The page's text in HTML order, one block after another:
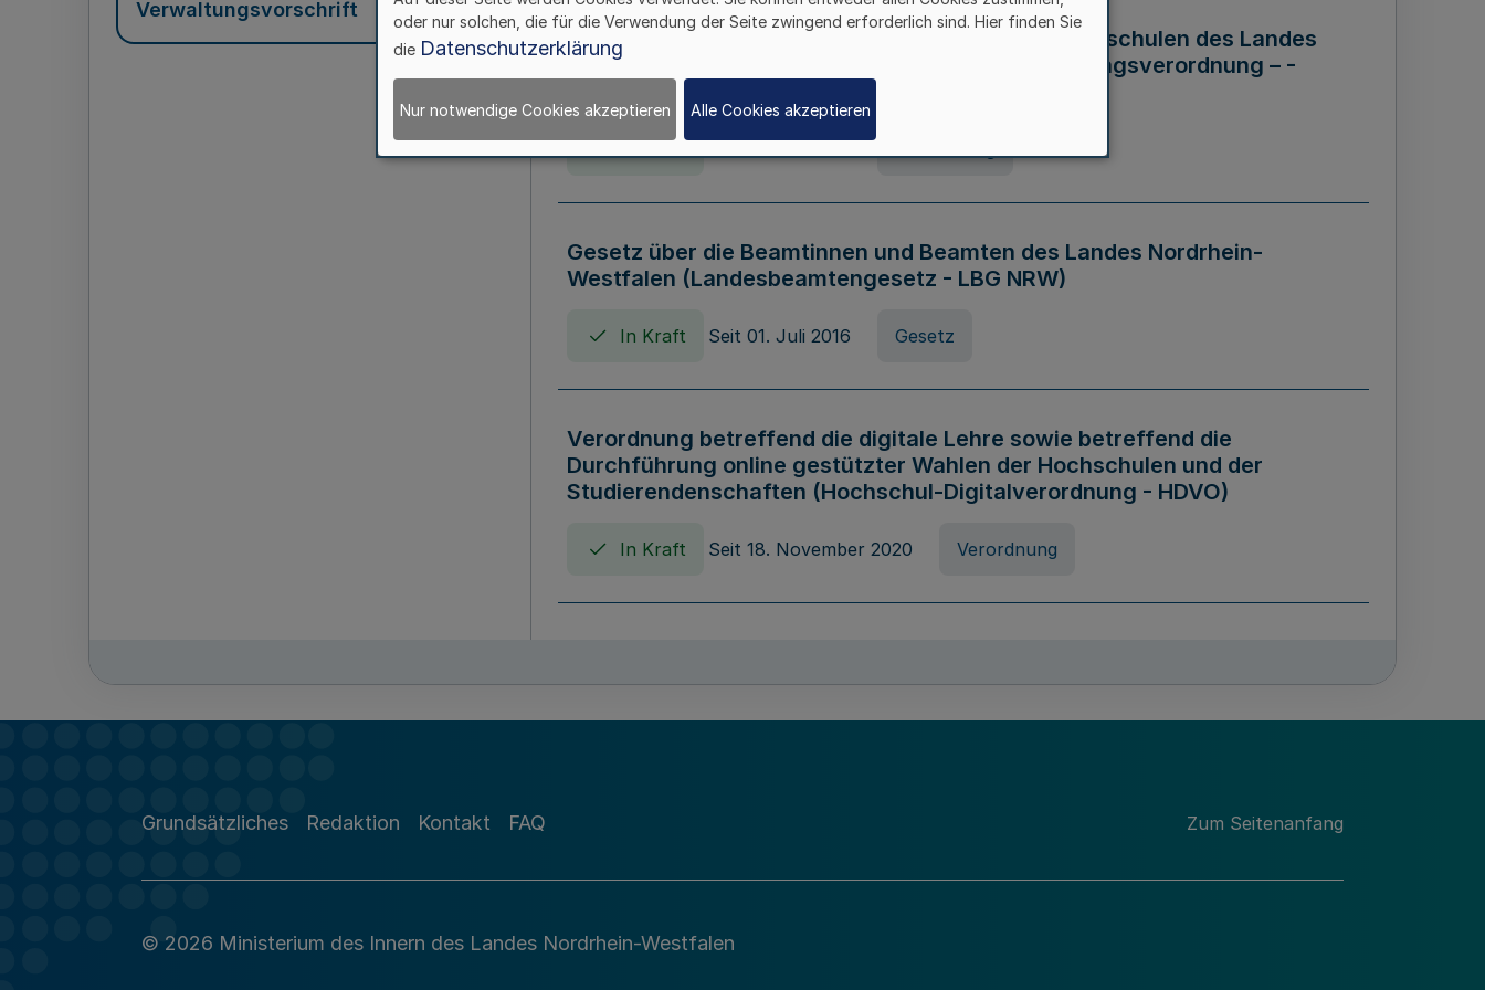
Verwaltungsvorschrift
Verordnung über die Wirtschaftsführung der Hochschulen des Landes
Nordrhein-Westfalen (Hochschulwirtschaftsführungsverordnung – -
Gesetz über die Beamtinnen und Beamten des Landes Nordrhein-
Westfalen (Landesbeamtengesetz - LBG NRW)
In Kraft Seit 01. Juli 2016 Gesetz
Verordnung betreffend die digitale Lehre sowie betreffend die
Durchführung online gestützter Wahlen der Hochschulen und der
Studierendenschaften (Hochschul-Digitalverordnung - HDVO)
In Kraft Seit 18. November 2020 Verordnung
(Hochschulabgabenverordnung - HAbg-VO)
Gesetz über die Kunsthochschulen des Landes Nordrhein-Westfalen
Grundsätzliches Redaktion Kontakt FAQ Zum Seitenanfang
© 2026 Ministerium des Innern des Landes Nordrhein-Westfalen
oder nur solchen, die für die Verwendung der Seite zwingend erforderlich sind. Hier finden Sie
die Datenschutzerklärung
Nur notwendige Cookies akzeptieren Alle Cookies akzeptieren